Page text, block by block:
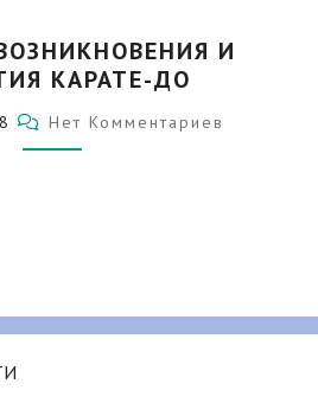
В
СТРАСБУРГЕ
ВОЗНИКНОВЕНИЯ
И
КАРАТЕ-
ДО
И
КАРАТЕ-ДО
Комментарии
Нет Комментариев